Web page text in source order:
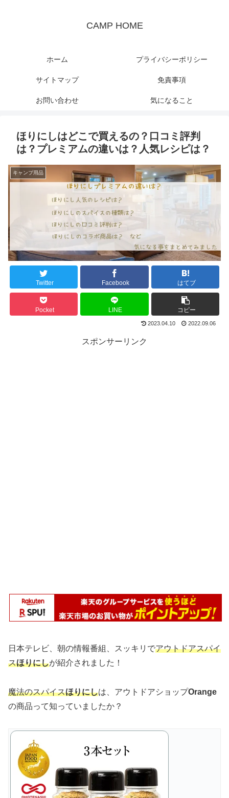
CAMP HOME
ホーム プライバシーポリシー
サイトマップ 免責事項
お問い合わせ 気になること
ほりにしはどこで買えるの？口コミ評判
は？プレミアムの違いは？人気レシピは？
キャンプ用品
Twitter Facebook はてブ
Pocket LINE コピー
2023.04.10 2022.09.06
スポンサーリンク
日本テレビ、朝の情報番組、スッキリでアウトドアスパイ
スほりにしが紹介されました！
魔法のスパイスほりにしは、アウトドアショップOrange
の商品って知っていましたか？